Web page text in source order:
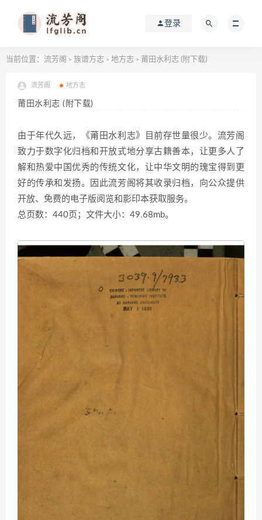
登录
当前位置： 流芳阁 > 族谱方志 > 地方志 > 莆田水利志 (附下载)
流芳阁 地方志
莆田水利志 (附下载)
由于年代久远，《莆田水利志》目前存世量很少。流芳阁
致力于数字化归档和开放式地分享古籍善本，让更多人了
解和热爱中国优秀的传统文化，让中华文明的瑰宝得到更
好的传承和发扬。因此流芳阁将其收录归档，向公众提供
开放、免费的电子版阅览和影印本获取服务。
总页数：440页；文件大小：49.68mb。